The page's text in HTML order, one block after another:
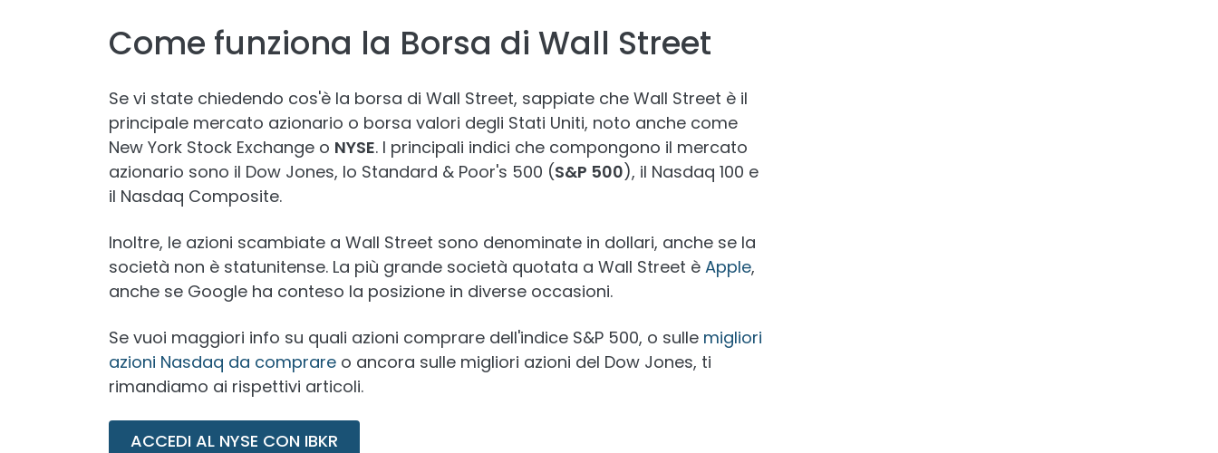
Come funziona la Borsa di Wall Street
Se vi state chiedendo cos'è la borsa di Wall Street, sappiate che Wall Street è il
principale mercato azionario o borsa valori degli Stati Uniti, noto anche come
New York Stock Exchange o NYSE. I principali indici che compongono il mercato
azionario sono il Dow Jones, lo Standard & Poor's 500 (S&P 500), il Nasdaq 100 e
il Nasdaq Composite.
Inoltre, le azioni scambiate a Wall Street sono denominate in dollari, anche se la
società non è statunitense. La più grande società quotata a Wall Street è Apple,
anche se Google ha conteso la posizione in diverse occasioni.
Se vuoi maggiori info su quali azioni comprare dell'indice S&P 500, o sulle migliori
azioni Nasdaq da comprare o ancora sulle migliori azioni del Dow Jones, ti
rimandiamo ai rispettivi articoli.
ACCEDI AL NYSE CON IBKR